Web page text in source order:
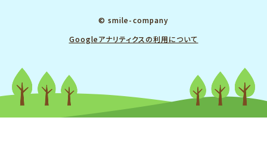
© smile-company
Googleアナリティクスの利用について